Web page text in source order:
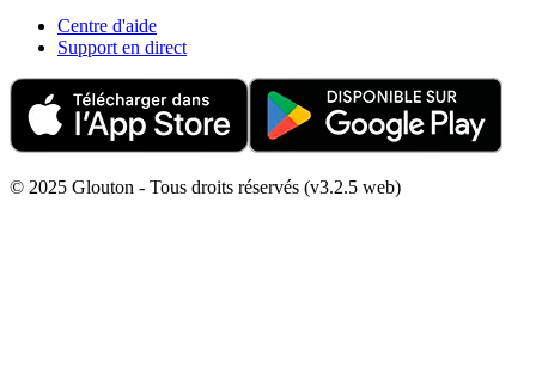
Centre d'aide
Support en direct
© 2025 Glouton - Tous droits réservés (v3.2.5 web)